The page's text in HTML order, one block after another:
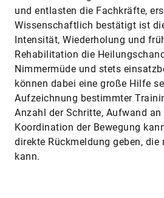
und entlasten die Fachkräfte,
Wissenschaftlich bestätigt ist
Intensität, Wiederholung und
Rehabilitation die
Nimmermüde und stets
können dabei eine große Hilfe
Aufzeichnung bestimmter
Anzahl der Schritte, Aufwand
Koordination der Bewegung
direkte Rückmeldung geben, die
kann.